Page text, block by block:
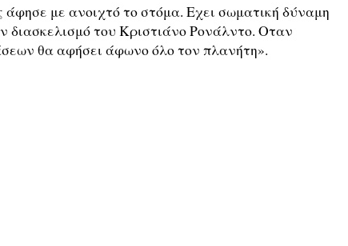
άφησε με ανοιχτό το στόμα. Εχει σωματική δύναμη
διασκελισμό του Κριστιάνο Ρονάλντο. Οταν
θα αφήσει άφωνο όλο τον πλανήτη».